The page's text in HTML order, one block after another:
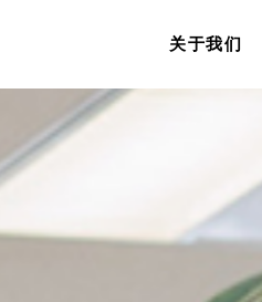
关于我们